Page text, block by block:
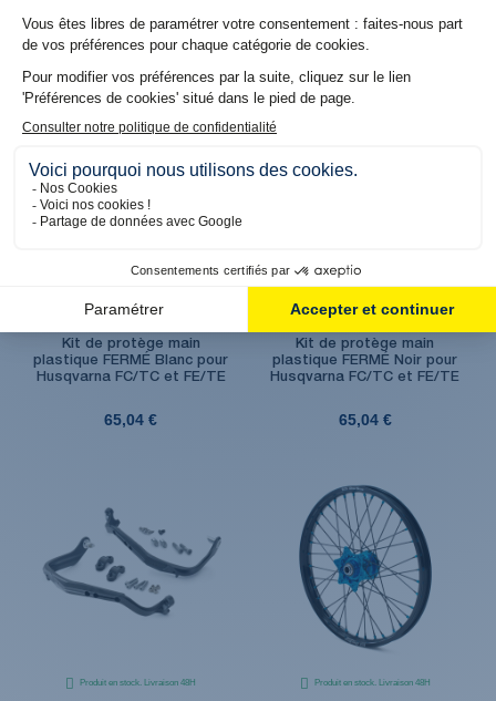
29,94 € 20,04 €
Produit en stock. Livraison 48H
Kit de protège main
plastique FERMÉ Blanc pour
Husqvarna FC/TC et FE/TE
65,04 €
Produit en stock. Livraison 48H
Kit de protège main
plastique FERMÉ Noir pour
Husqvarna FC/TC et FE/TE
65,04 €
Produit en stock. Livraison 48H Produit en stock. Livraison 48H